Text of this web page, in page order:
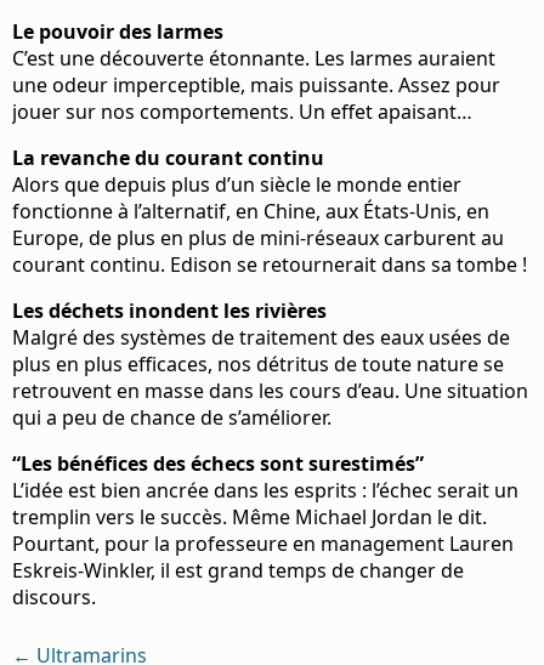
Le pouvoir des larmes
C’est une découverte étonnante. Les larmes auraient
une odeur imperceptible, mais puissante. Assez pour
jouer sur nos comportements. Un effet apaisant…
La revanche du courant continu
Alors que depuis plus d’un siècle le monde entier
fonctionne à l’alternatif, en Chine, aux États-Unis, en
Europe, de plus en plus de mini-réseaux carburent au
courant continu. Edison se retournerait dans sa tombe !
Les déchets inondent les rivières
Malgré des systèmes de traitement des eaux usées de
plus en plus efficaces, nos détritus de toute nature se
retrouvent en masse dans les cours d’eau. Une situation
qui a peu de chance de s’améliorer.
“Les bénéfices des échecs sont surestimés”
L’idée est bien ancrée dans les esprits : l’échec serait un
tremplin vers le succès. Même Michael Jordan le dit.
Pourtant, pour la professeure en management Lauren
Eskreis-Winkler, il est grand temps de changer de
discours.
← Ultramarins